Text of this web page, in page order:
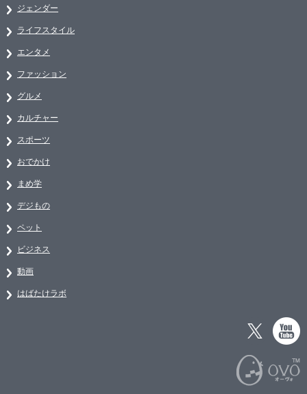
ジェンダー
ライフスタイル
エンタメ
ファッション
グルメ
カルチャー
スポーツ
おでかけ
まめ学
デジもの
ペット
ビジネス
動画
はばたけラボ